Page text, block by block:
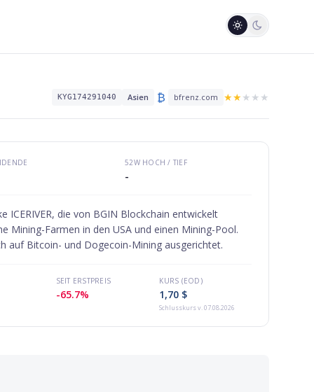
KYG174291040 Asien ₿ bfrenz.com ★★★ ★ ★
52W HOCH / TIEF
-
die von BGIN Blockchain entwickelt
Mining-Farmen in den USA und einen Mining-Pool.
auf Bitcoin- und Dogecoin-Mining ausgerichtet.
SEIT ERSTPREIS
-65.7%
KURS (EOD)
1,70 $
Schlusskursv. 07.08.2026